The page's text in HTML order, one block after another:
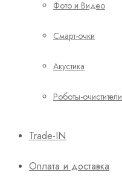
Фото и Видео
Смарт-очки
Акустика
Роботы-очистители
Trade-IN
Оплата и доставка